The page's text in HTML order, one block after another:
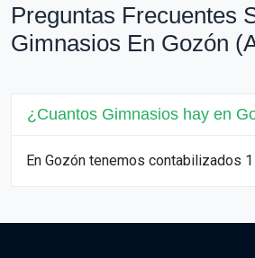
Preguntas Frecuentes
Gimnasios En Gozón
¿Cuantos Gimnasios hay en
En Gozón tenemos contabilizados